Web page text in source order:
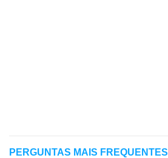
PERGUNTAS MAIS FREQUENTES